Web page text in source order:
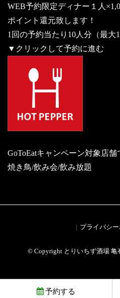
WEB予約限定ディナー１人
ポイント還元致します！
1回の予約当たり10人分（最大
▼クリックして予約に進む
GoToEatキャンペーン対象店
焼き鳥/飲み会/飲み放題
プライバシ
© Copyright とりいちず酒場 亀
予約する